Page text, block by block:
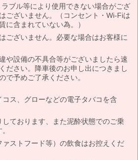
ブル等により使用できない場合がござ
ございません。（コンセント・Wi-Fiは
に含まれていない為。）
ございません。必要な場合はお客様に
や設備の不具合等がございましたら速
ださい。降車後のお申し出につきまし
で予めご了承ください。
ス、グローなどの電子タバコを含
ております、また泥酔状態でのご乗
ストフード等）の飲食はお控えくだ